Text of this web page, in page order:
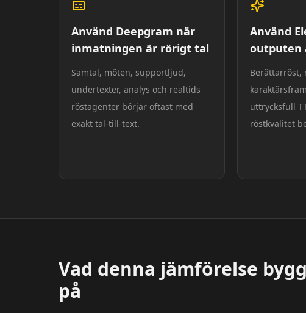
Använd Deepgram när
inmatningen är rörigt tal
Samtal, möten, supportljud,
undertexter, analys och realtids
röstagenter börjar oftast med
exakt tal-till-text.
Använd
outputen
Berättarröst,
uttrycksfull
röstkvalitet
Vad denna jämförelse
på